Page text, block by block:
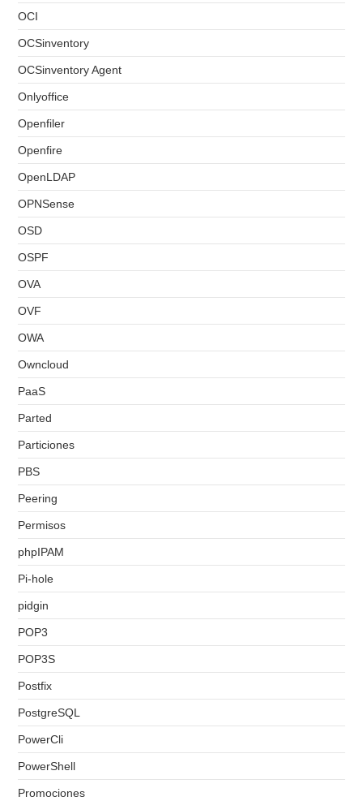
OCI
OCSinventory
OCSinventory Agent
Onlyoffice
Openfiler
Openfire
OpenLDAP
OPNSense
OSD
OSPF
OVA
OVF
OWA
Owncloud
PaaS
Parted
Particiones
PBS
Peering
Permisos
phpIPAM
Pi-hole
pidgin
POP3
POP3S
Postfix
PostgreSQL
PowerCli
PowerShell
Promociones